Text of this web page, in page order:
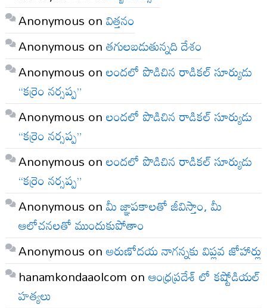
Anonymous onవిత్తనం
Anonymous onతగులబడుతున్నది దేశం
Anonymous onలందలో పొడిచిన రాడికల్ సూర్యుడు
“కర్రెం నర్సప్ప”
Anonymous onలందలో పొడిచిన రాడికల్ సూర్యుడు
“కర్రెం నర్సప్ప”
Anonymous onలందలో పొడిచిన రాడికల్ సూర్యుడు
“కర్రెం నర్సప్ప”
Anonymous onమీ జ్ఞాపకాలతో జీవిస్తాం, మీ
ఆలోచనలతో ముందుకుపోతాం
Anonymous onఅరుణోదయ నాగన్నకు విప్లవ జోహార్లు
hanamkondaaolcom onఆంధ్రప్రదేశ్ లో కష్టోడియల్
హత్యలు